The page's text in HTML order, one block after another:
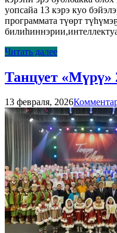
уопсайа 13 кэрэ куо
программата түөрт
Читать далее
Танцует «Мүрү»
13 февраля, 2026